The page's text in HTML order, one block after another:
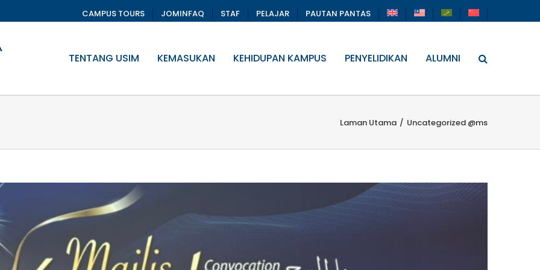
CAMPUS TOURS JOMINFAQ STAF PELAJAR PAUTAN PANTAS
TENTANG USIM KEMASUKAN KEHIDUPAN KAMPUS PENYELIDIKAN ALUMNI
Laman Utama / Uncategorized @ms